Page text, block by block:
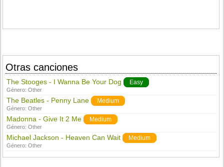
Otras canciones
The Stooges - I Wanna Be Your Dog Easy
Género:Other
The Beatles - Penny Lane Medium
Género:Other
Madonna - Give It 2 Me Medium
Género:Other
Michael Jackson - Heaven Can Wait Medium
Género:Other